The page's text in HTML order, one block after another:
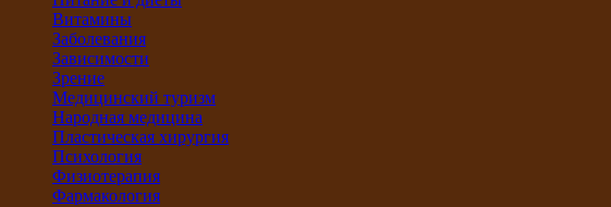
Витамины
Заболевания
Зависимости
Зрение
Медицинский туризм
Народная медицина
Пластическая хирургия
Психология
Физиотерапия
Фармакология